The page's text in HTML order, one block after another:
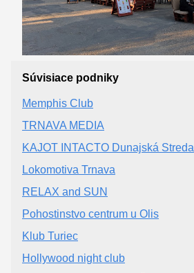
Súvisiace podniky
Memphis Club
TRNAVA MEDIA
KAJOT INTACTO Dunajská Streda
Lokomotiva Trnava
RELAX and SUN
Pohostinstvo centrum u Olis
Klub Turiec
Hollywood night club